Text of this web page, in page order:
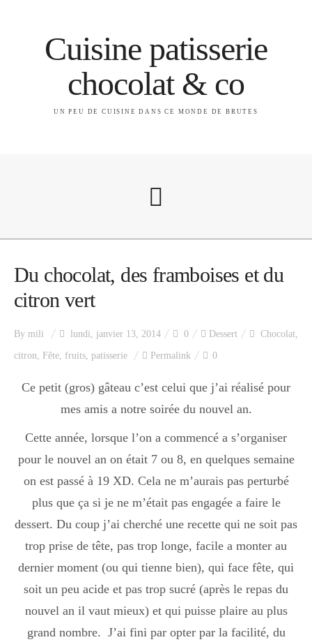
Cuisine patisserie
chocolat & co
UN PEU DE CUISINE DANS CE MONDE DE BRUTES
A propos
Catégories
Apéro
Entrée
plats
Dessert
Du chocolat, des framboises et du
citron vert
By mili lundi, janvier 13, 2014 0 Dessert Chocolat,
citron, Fête, fruits, patisserie Permalink 0
Ce petit (gros) gâteau c’est celui que j’ai réalisé pour
mes amis a notre soirée du nouvel an.
Cette année, lorsque l’on a commencé a s’organiser
pour le nouvel an on était 7 ou 8, en quelques semaine
on est passé à 19 XD. Cela ne m’aurais pas perturbé
plus que ça si je ne m’était pas engagée a faire le
dessert. Du coup j’ai cherché une recette qui ne soit pas
trop prise de tête, pas trop longe, facile a monter au
dernier moment (ou qui tienne bien), qui face fête, qui
soit un peu acide et pas trop sucré (après le repas du
nouvel an il vaut mieux) et qui puisse plaire au plus
grand nombre. J’ai fini par opter par la facilité, du